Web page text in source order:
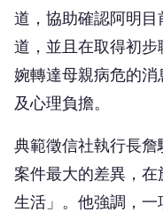
道，協助確認阿明
道，並且在取得初
婉轉達母親病危的
及心理負擔。
典範徵信社執行長
案件最大的差異，
生活」。他強調，